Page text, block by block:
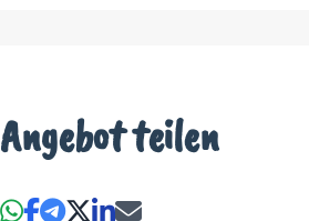
Angebot teilen